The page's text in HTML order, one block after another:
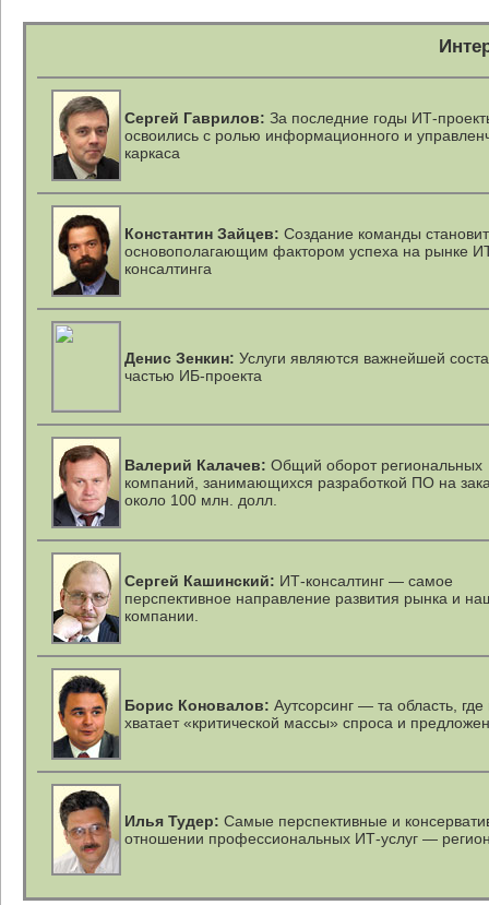
Сергей Гаврилов: За последние годы ИТ-
освоились с ролью информационного и
каркаса
Константин Зайцев: Создание команды
основополагающим фактором успеха на рынке
консалтинга
Денис Зенкин: Услуги являются важнейшей
частью ИБ-проекта
Валерий Калачев: Общий оборот региональных
компаний, занимающихся разработкой ПО на
около 100 млн. долл.
Сергей Кашинский: ИТ-консалтинг — самое
перспективное направление развития рынка и
компании.
Борис Коновалов: Аутсорсинг — та область, где
хватает «критической массы» спроса и
Илья Тудер: Самые перспективные и
отношении профессиональных ИТ-услуг —